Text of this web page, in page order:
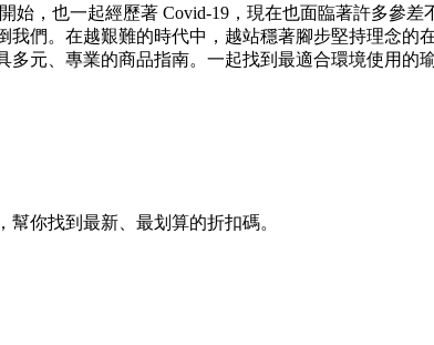
始，也一起經歷著 Covid-19，現在也面臨著許多參
我們。在越艱難的時代中，越站穩著腳步堅持理念的
多元、專業的商品指南。一起找到最適合環境使用
幫你找到最新、最划算的折扣碼。